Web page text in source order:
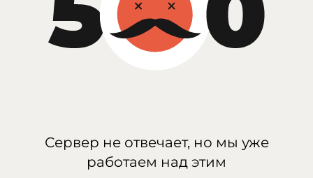
Сервер не отвечает, но мы уже
работаем над этим